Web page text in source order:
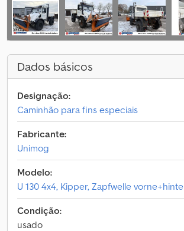
Dados básicos
Designação:
Caminhão para fins especiais
Fabricante:
Unimog
Modelo:
U 130 4x4, Kipper, Zapfwelle
Condição:
usado